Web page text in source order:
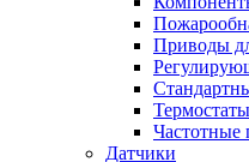
Приводы
Термостаты
Частотные
Датчики